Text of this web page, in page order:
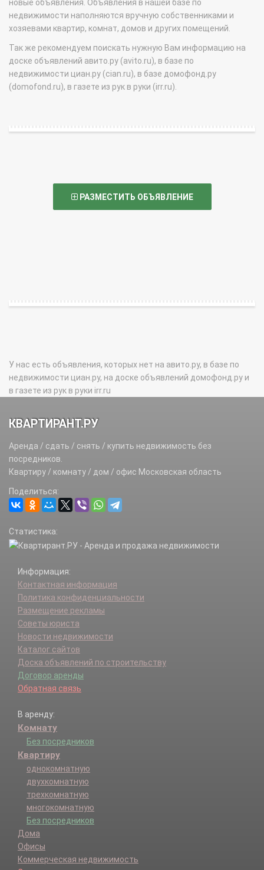
новые объявления. Объявления в нашей базе по
недвижимости наполняются вручную собственниками и
хозяевами квартир, комнат, домов и других помещений.
Так же рекомендуем поискать нужную Вам информацию на
доске объявлений авито.ру (avito.ru), в базе по
недвижимости циан.ру (cian.ru), в базе домофонд.ру
(domofond.ru), в газете из рук в руки (irr.ru).
РАЗМЕСТИТЬ ОБЪЯВЛЕНИЕ
У нас есть объявления, которых нет на авито.ру, в базе по
недвижимости циан.ру, на доске объявлений домофонд.ру и
в газете из рук в руки irr.ru
КВАРТИРАНТ.РУ
Аренда / сдать / снять / купить недвижимость без
посредников.
Квартиру / комнату / дом / офис Московская область
Поделиться:
Статистика:
Информация:
Контактная информация
Политика конфиденциальности
Размещение рекламы
Советы юриста
Новости недвижимости
Каталог сайтов
Доска объявлений по строительству
Договор аренды
Обратная связь
В аренду:
Комнату
Без посредников
Квартиру
однокомнатную
двухкомнатную
трехкомнатную
многокомнатную
Без посредников
Дома
Офисы
Коммерческая недвижимость